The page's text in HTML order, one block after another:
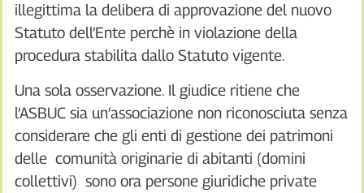
illegittima la delibera di approvazione del nuovo
Statuto dell’Ente perchè in violazione della
procedura stabilita dallo Statuto vigente.
Una sola osservazione. Il giudice ritiene che
l’ASBUC sia un’associazione non riconosciuta senza
considerare che gli enti di gestione dei patrimoni
delle comunità originarie di abitanti (domini
collettivi) sono ora persone giuridiche private